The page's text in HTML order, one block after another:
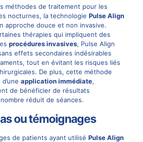
méthodes de traitement pour les
nocturnes, la technologie Pulse Align
approche douce et non invasive.
thérapies qui impliquent des
procédures invasives, Pulse Align
effets secondaires indésirables
tout en évitant les risques liés
De plus, cette méthode
application immédiate,
de bénéficier de résultats
réduit de séances.
ou témoignages
de patients ayant utilisé Pulse Align